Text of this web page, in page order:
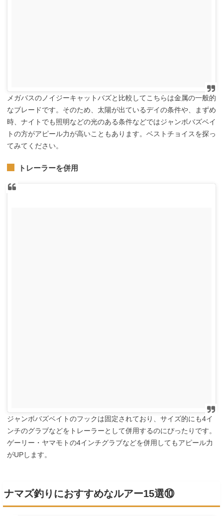
メガバスのノイジーキャットバズと比較してこちらは金属の一般的
なブレードです。そのため、太陽が出ているデイの条件や、まずめ
時、ナイトでも照明などの光のある条件などではジャンボバズベイ
トの方がアピール力が高いこともあります。ベストチョイスを探っ
てみてください。
トレーラーを併用
ジャンボバズベイトのフックは固定されており、サイズ的にも4イ
ンチのグラブなどをトレーラーとして併用するのにぴったりです。
ゲーリー・ヤマモトの4インチグラブなどを併用してもアピール力
がUPします。
ナマズ釣りにおすすめなルアー15選⑩